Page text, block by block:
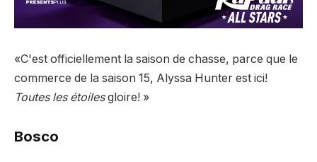
«C'est officiellement la saison de chasse, parce que le
commerce de la saison 15, Alyssa Hunter est ici!
Toutes les étoilesgloire! »
Bosco